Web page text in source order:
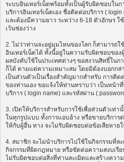
ระบบอินเทอร์เน็ตพร้อมทั้งเป็นผู้รับผิดชอบใน
บริการอินเทอร์เน็ตเอง ชื่อติดต่อบริการ (
และต้องมีความยาว ระหว่าง 6-18 ตัวอักษร ใ
เว้นช่องว่าง
2. ไม่ว่าท่านจะอยู่มุมไหนของโลก ก็สามารถใ
อินเทอร์เน็ตได้ ทั้งนี้อยู่ในความรับผิดชอบขอ
ผลบังคับใช้ในประเทศต่างๆ ขอสงวนสิทธิ์ในก
ก็ได้ ตามแต่ความเหมาะสม โดยมิต้องบอกก
เป็นส่วนตัวเป็นเรื่องสำคัญมากสำหรับ การติ
ของท่านเอง ขอแจ้งให้ท่านทราบว่า เป็นหน้า
บริการ ( login name) และรหัสผ่าน (
3. เปิดให้บริการสำหรับการใช้เพื่อส่วนตัวเท่า
ในทุกรูปแบบ ทั้งการแอบอ้าง หรือขายบริการ
ให้กับผู้อื่น ทาง จะไม่รับผิดชอบต่อข้อเสียหาย
4. สมาชิก จะไม่นำบริการไปใช้ในกิจกรรมที่ล
กิจกรรมที่ผิดกฎหมาย หรือขัดต่อความสงบเรี
ไม่รับผิดชอบต่อสิ่งที่ท่านละเมิดและสร้างควา